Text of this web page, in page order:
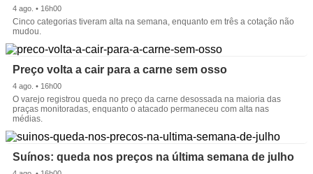
4 ago. • 16h00
Cinco categorias tiveram alta na semana, enquanto em três a cotação não
mudou.
Preço volta a cair para a carne sem osso
4 ago. • 16h00
O varejo registrou queda no preço da carne desossada na maioria das
praças monitoradas, enquanto o atacado permaneceu com alta nas
médias.
Suínos: queda nos preços na última semana de julho